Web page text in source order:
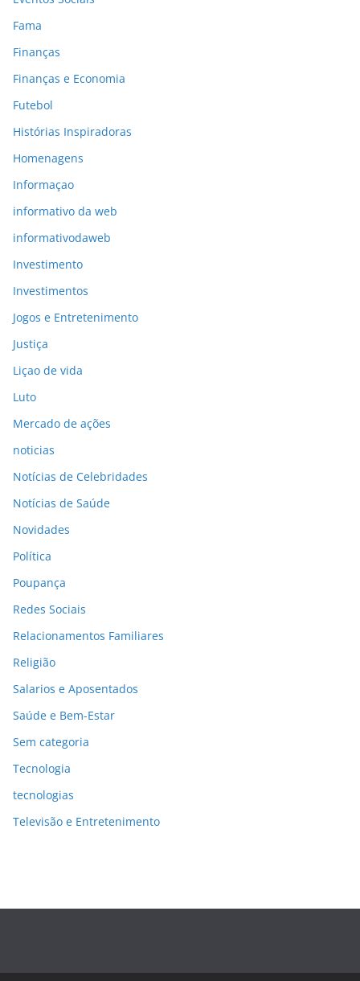
Fama
Finanças
Finanças e Economia
Futebol
Histórias Inspiradoras
Homenagens
Informaçao
informativo da web
informativodaweb
Investimento
Investimentos
Jogos e Entretenimento
Justiça
Liçao de vida
Luto
Mercado de ações
noticias
Notícias de Celebridades
Notícias de Saúde
Novidades
Política
Poupança
Redes Sociais
Relacionamentos Familiares
Religião
Salarios e Aposentados
Saúde e Bem-Estar
Sem categoria
Tecnologia
tecnologias
Televisão e Entretenimento